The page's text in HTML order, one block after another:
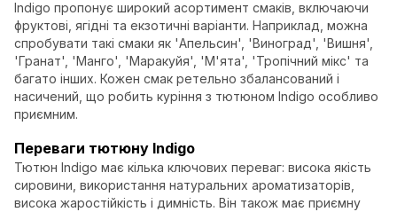
Indigo пропонує широкий асортимент смаків, включаючи
фруктові, ягідні та екзотичні варіанти. Наприклад, можна
спробувати такі смаки як 'Апельсин', 'Виноград', 'Вишня',
'Гранат', 'Манго', 'Маракуйя', 'М'ята', 'Тропічний мікс' та
багато інших. Кожен смак ретельно збалансований і
насичений, що робить куріння з тютюном Indigo особливо
приємним.
Переваги тютюну Indigo
Тютюн Indigo має кілька ключових переваг: висока якість
сировини, використання натуральних ароматизаторів,
висока жаростійкість і димність. Він також має приємну